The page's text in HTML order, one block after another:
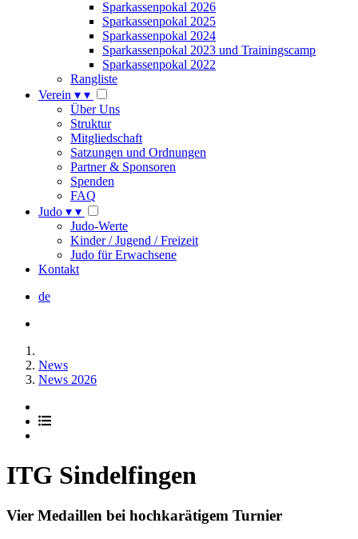
Sparkassenpokal 2026
Sparkassenpokal 2025
Sparkassenpokal 2024
Sparkassenpokal 2023 und Trainingscamp
Sparkassenpokal 2022
Rangliste
Verein ▾ ▾
Über Uns
Struktur
Mitgliedschaft
Satzungen und Ordnungen
Partner & Sponsoren
Spenden
FAQ
Judo ▾ ▾
Judo-Werte
Kinder / Jugend / Freizeit
Judo für Erwachsene
Kontakt
de
News
News 2026
ITG Sindelfingen
Vier Medaillen bei hochkarätigem Turnier